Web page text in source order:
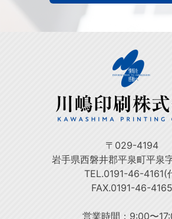
〒029-4194
岩手県西磐井郡平泉町平泉
TEL.0191-46-4161(
FAX.0191-46-4165
営業時間：9:00〜